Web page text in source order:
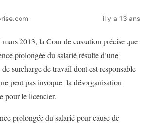
il y a 13 ans
2013, la Cour de cassation précise que
prolongée du salarié résulte d’une
surcharge de travail dont est responsable
peut pas invoquer la désorganisation
pour le licencier.
prolongée du salarié pour cause de